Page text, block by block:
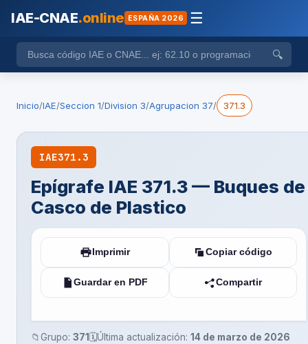
IAE-CNAE.online ESPAÑA 2026 ☰
🔍
Inicio/IAE/Seccion 1/Division 3/Agrupacion 37/ 371.3
IAE371.3
Epígrafe IAE 371.3 — Buques de
Casco de Plastico
Imprimir Copiar código
Guardar en PDF Compartir
📁 Grupo: 371 🗓️Última actualización: 14 de marzo de 2026